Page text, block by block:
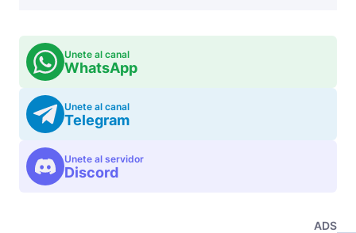
Unete al canal
WhatsApp
Unete al canal
Telegram
Unete al servidor
Discord
ADS